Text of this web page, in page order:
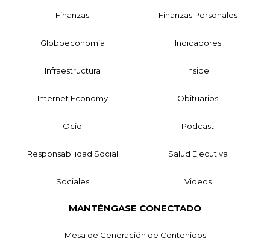
Finanzas Finanzas Personales
Globoeconomía Indicadores
Infraestructura Inside
Internet Economy Obituarios
Ocio Podcast
Responsabilidad Social Salud Ejecutiva
Sociales Videos
MANTÉNGASE CONECTADO
Mesa de Generación de Contenidos